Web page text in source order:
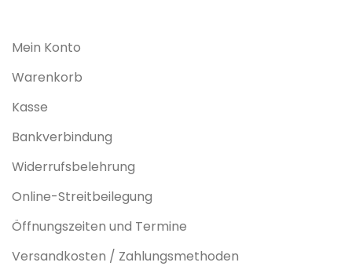
Mein Konto
Warenkorb
Kasse
Bankverbindung
Widerrufsbelehrung
Online-Streitbeilegung
Öffnungszeiten und Termine
Versandkosten / Zahlungsmethoden